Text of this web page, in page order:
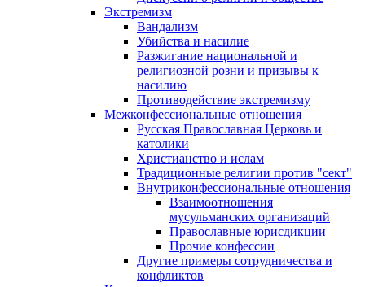
Экстремизм
Вандализм
Убийства и насилие
Разжигание национальной и
религиозной розни и призывы к
насилию
Противодействие экстремизму
Межконфессиональные отношения
Русская Православная Церковь и
католики
Христианство и ислам
Традиционные религии против "сект"
Внутриконфессиональные отношения
Взаимоотношения
мусульманских организаций
Православные юрисдикции
Прочие конфессии
Другие примеры сотрудничества и
конфликтов